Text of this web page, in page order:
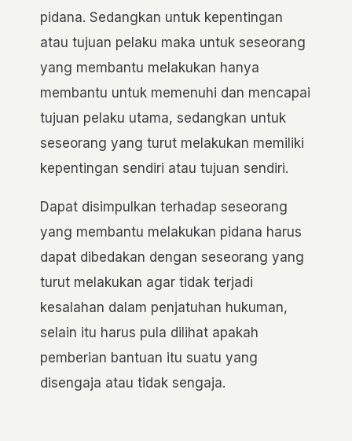
pidana. Sedangkan untuk kepentingan
atau tujuan pelaku maka untuk seseorang
yang membantu melakukan hanya
membantu untuk memenuhi dan mencapai
tujuan pelaku utama, sedangkan untuk
seseorang yang turut melakukan memiliki
kepentingan sendiri atau tujuan sendiri.
Dapat disimpulkan terhadap seseorang
yang membantu melakukan pidana harus
dapat dibedakan dengan seseorang yang
turut melakukan agar tidak terjadi
kesalahan dalam penjatuhan hukuman,
selain itu harus pula dilihat apakah
pemberian bantuan itu suatu yang
disengaja atau tidak sengaja.